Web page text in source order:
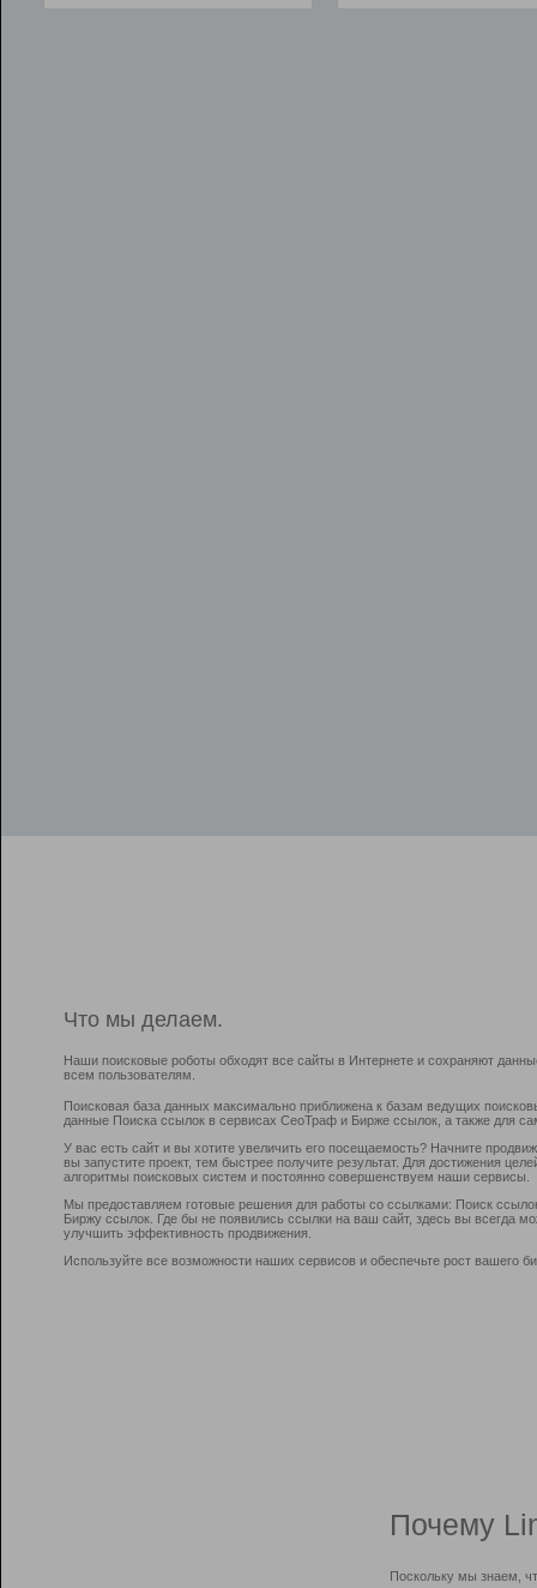
Что мы делаем.
Наши поисковые роботы обходят все сайты в Интернете и сохраняют
всем пользователям.
Поисковая база данных максимально приближена к базам ведущих
данные Поиска ссылок в сервисах СеоТраф и Бирже ссылок, а также для
У вас есть сайт и вы хотите увеличить его посещаемость? Начните
вы запустите проект, тем быстрее получите результат. Для достижения
алгоритмы поисковых систем и постоянно совершенствуем наши сервисы.
Мы предоставляем готовые решения для работы со ссылками: Поиск
Биржу ссылок. Где бы не появились ссылки на ваш сайт, здесь вы всегда
улучшить эффективность продвижения.
Используйте все возможности наших сервисов и обеспечьте рост вашего
Почему
Поскольку мы знаем,